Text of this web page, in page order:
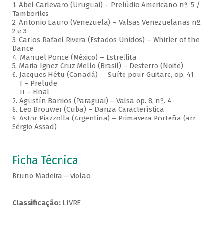
1. Abel Carlevaro (Uruguai) – Prelúdio Americano nº. 5 /
Tamboriles
2. Antonio Lauro (Venezuela) – Valsas Venezuelanas nº.
2 e 3
3. Carlos Rafael Rivera (Estados Unidos) – Whirler of the
Dance
4. Manuel Ponce (México) – Estrellita
5. Maria Ignez Cruz Mello (Brasil) – Desterro (Noite)
6. Jacques Hétu (Canadá) – Suíte pour Guitare, op. 41
I – Prelude
II – Final
7. Agustín Barrios (Paraguai) – Valsa op. 8, nº. 4
8. Leo Brouwer (Cuba) – Danza Característica
9. Astor Piazzolla (Argentina) – Primavera Porteña (arr.
Sérgio Assad)
Ficha Técnica
Bruno Madeira – violão
Classificação: LIVRE